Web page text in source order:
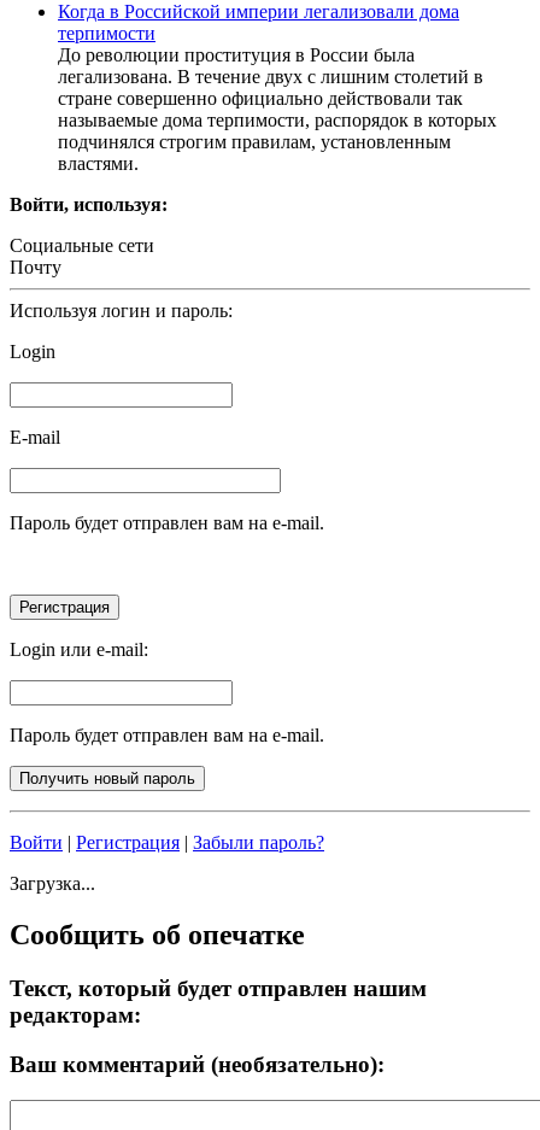
Когда в Российской империи легализовали дома
терпимости
До революции проституция в России была
легализована. В течение двух с лишним столетий в
стране совершенно официально действовали так
называемые дома терпимости, распорядок в которых
подчинялся строгим правилам, установленным
властями.
Войти, используя:
Социальные сети
Почту
Используя логин и пароль:
Login
E-mail
Пароль будет отправлен вам на e-mail.
Login или e-mail:
Пароль будет отправлен вам на e-mail.
Войти | Регистрация | Забыли пароль?
Загрузка...
Сообщить об опечатке
Текст, который будет отправлен нашим
редакторам:
Ваш комментарий (необязательно):